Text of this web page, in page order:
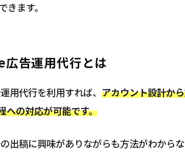
きます。
告運用代行とは
用代行を利用すれば、 アカウント設計か
への対応が可能です。
出稿に興味がありながらも方法がわから